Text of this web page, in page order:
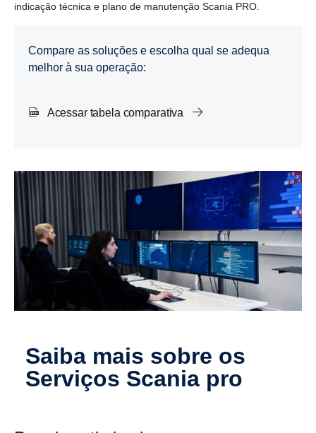
indicação técnica e plano de manutenção Scania PRO.
Compare as soluções e escolha qual se adequa
melhor à sua operação:
Acessar tabela comparativa
Saiba mais sobre os
Serviços Scania pro